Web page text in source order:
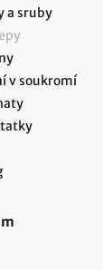
a sruby
v soukromí